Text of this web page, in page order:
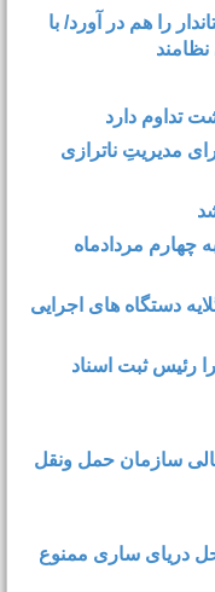
را هم در آورد/ با
دارد
مدیریتِ ناترازی
مردادماه
دستگاه های اجرایی
ثبت اسناد
سازمان حمل‌ ونقل
ساری ممنوع